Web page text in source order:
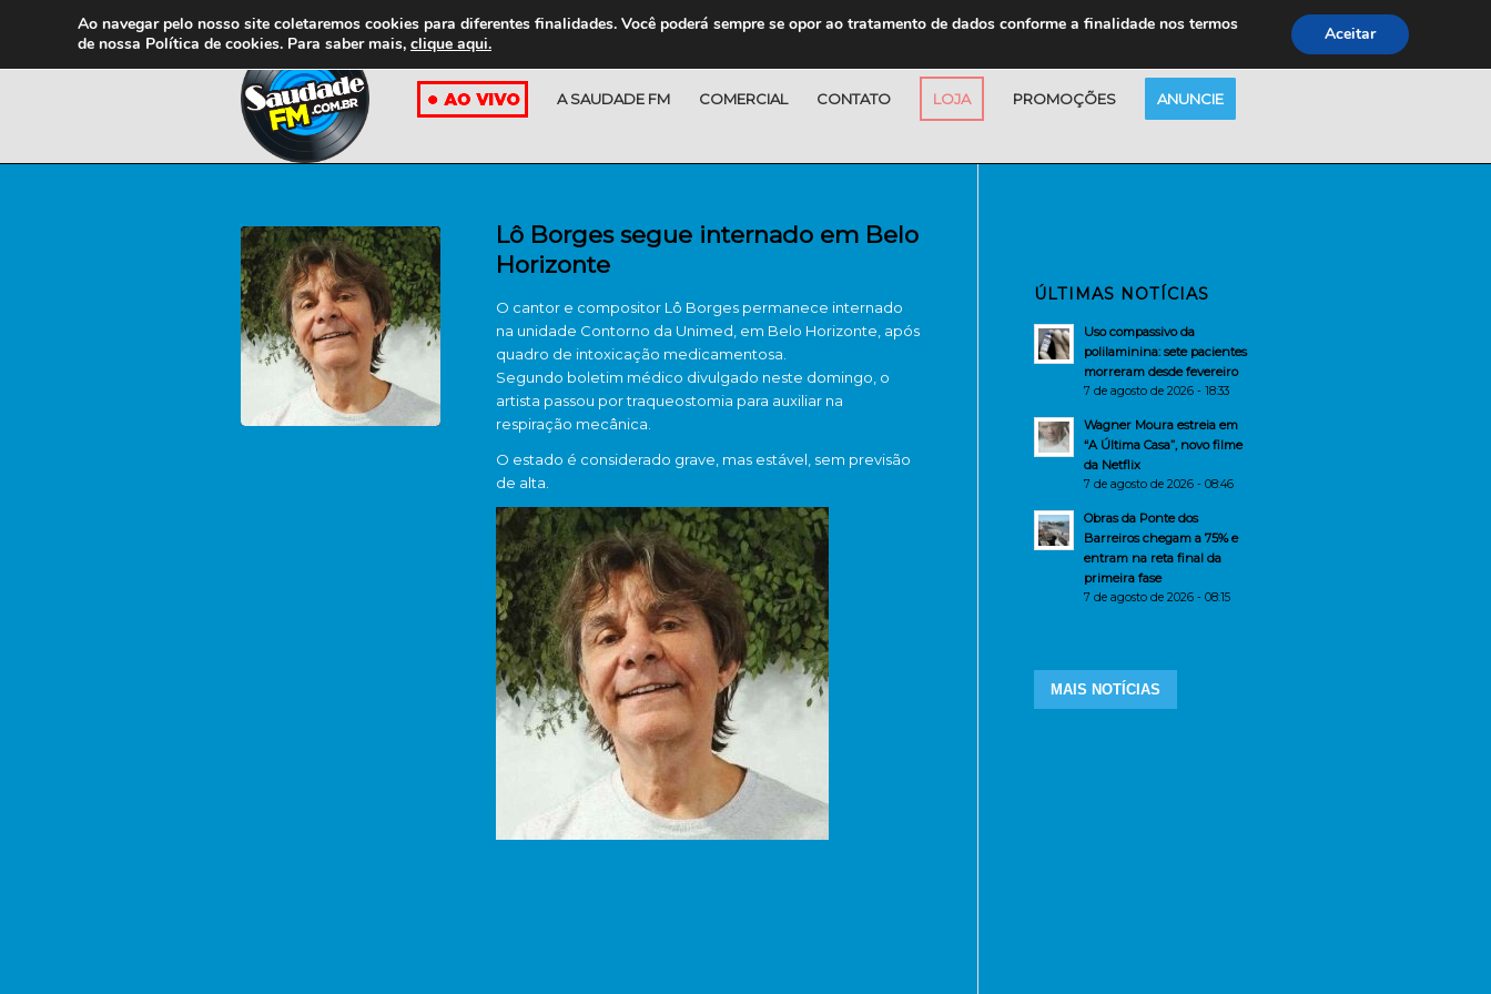
A SAUDADE FM COMERCIAL CONTATO LOJA PROMOÇÕES ANUNCIE
Lô Borges segue internado em Belo
Horizonte
O cantor e compositor Lô Borges permanece internado
na unidade Contorno da Unimed, em Belo Horizonte, após
quadro de intoxicação medicamentosa.
Segundo boletim médico divulgado neste domingo, o
artista passou por traqueostomia para auxiliar na
respiração mecânica.
O estado é considerado grave, mas estável, sem previsão
de alta.
ÚLTIMAS NOTÍCIAS
Uso compassivo da
polilaminina: sete pacientes
morreram desde fevereiro
7 de agosto de 2026 - 18:33
Wagner Moura estreia em
“A Última Casa”, novo filme
da Netflix
7 de agosto de 2026 - 08:46
Obras da Ponte dos
Barreiros chegam a 75% e
entram na reta final da
primeira fase
7 de agosto de 2026 - 08:15
MAIS NOTÍCIAS
Ao navegar pelo nosso site coletaremos cookies para diferentes finalidades. Você poderá sempre se opor ao tratamento de dados conforme a finalidade nos termos
de nossa Política de cookies. Para saber mais, clique aqui. Aceitar